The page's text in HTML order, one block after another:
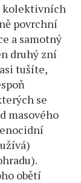
kolektivních
povrchní
a samotný
druhý zní
tušíte,
se
masového
obětí